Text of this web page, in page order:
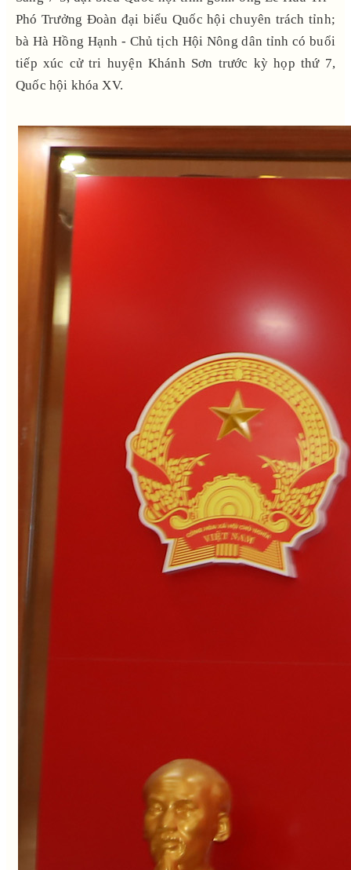
Phó Trưởng Đoàn đại biểu Quốc hội chuyên trách tỉnh;
bà Hà Hồng Hạnh - Chủ tịch Hội Nông dân tỉnh có buổi
tiếp xúc cử tri huyện Khánh Sơn trước kỳ họp thứ 7,
Quốc hội khóa XV.